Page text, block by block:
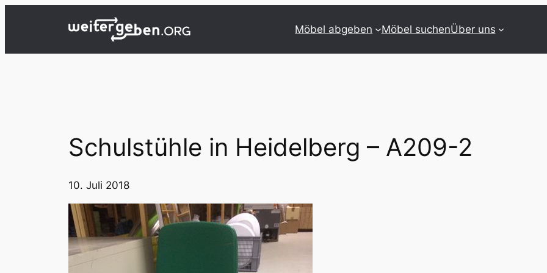
Möbel abgeben Möbel suchenÜber uns
Schulstühle in Heidelberg – A209-2
10. Juli 2018